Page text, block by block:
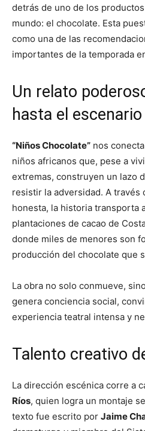
detrás de uno de los
mundo: el chocolate. Esta
como una de las
importantes de la temporada
Un relato
hasta el escenario
“Niños Chocolate” nos
niños africanos que, pese a
extremas, construyen un lazo
resistir la adversidad. A través
honesta, la historia transporta
plantaciones de cacao de
donde miles de menores son
producción del chocolate que
La obra no solo conmueve,
genera conciencia social,
experiencia teatral intensa y
Talento creativo
La dirección escénica corre a
Ríos, quien logra un montaje
texto fue escrito por Jaime